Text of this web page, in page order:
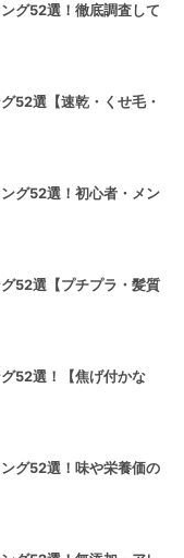
グ52選！徹底調査して
52選【速乾・くせ毛・
グ52選！初心者・メン
52選【プチプラ・髪質
52選！【焦げ付かな
グ52選！味や栄養価の